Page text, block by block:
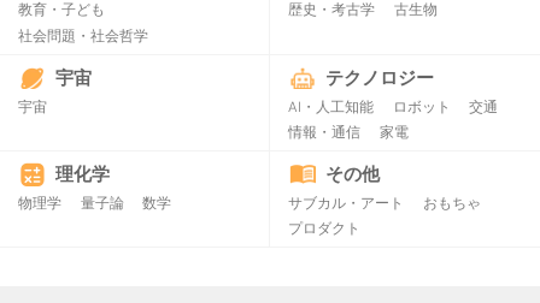
教育・子ども
社会問題・社会哲学
歴史・考古学 古生物
宇宙
宇宙
テクノロジー
AI・人工知能 ロボット
交通
情報・通信
家電
理化学
物理学 量子論 数学
その他
サブカル・アート
おもちゃ
プロダクト